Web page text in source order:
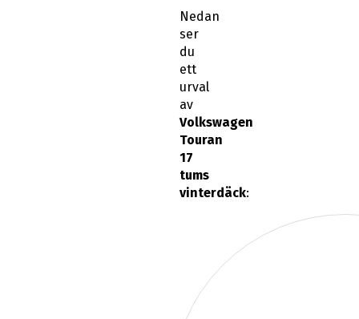
Nedan
ser
du
ett
urval
av
Volkswagen
Touran
17
tums
vinterdäck: